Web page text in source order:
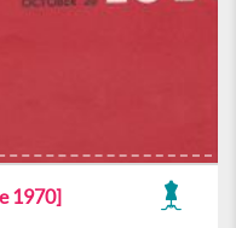
1970]